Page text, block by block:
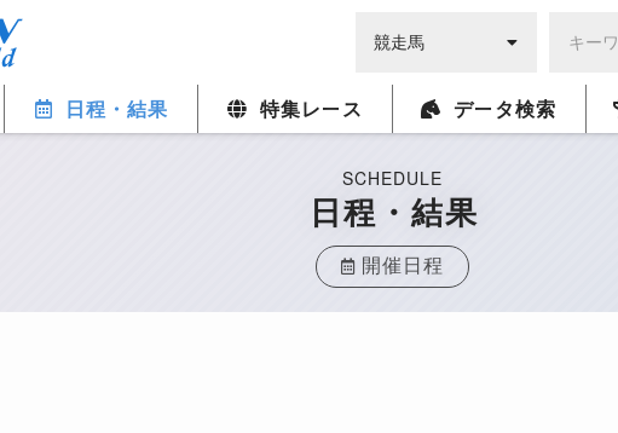
日程・結果 特集レース データ検索
SCHEDULE
日程・結果
開催日程